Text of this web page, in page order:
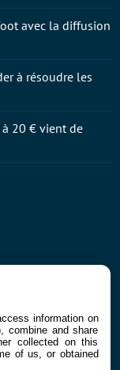
avec la diffusion
à résoudre les
20 € vient de
information on
combine and share
collected on this
of us, or obtained